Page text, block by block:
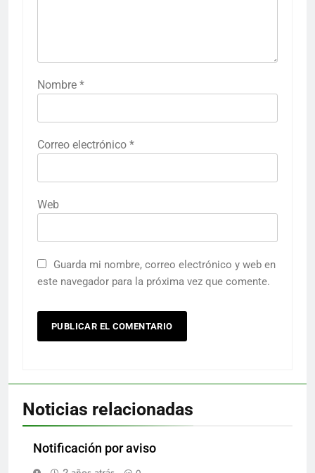
Nombre *
Correo electrónico *
Web
Guarda mi nombre, correo electrónico y web en
este navegador para la próxima vez que comente.
Noticias relacionadas
Notificación por aviso